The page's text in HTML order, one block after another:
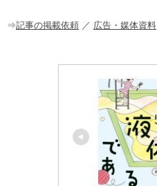
o
⇒記事の掲載依頼 ／ 広告・媒体資料